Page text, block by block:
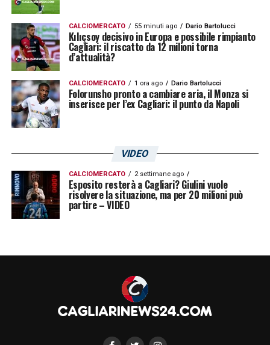
CALCIOMERCATO 55 minuti ago Dario Bartolucci
Kılıçsoy decisivo in Europa e possibile rimpianto
Cagliari: il riscatto da 12 milioni torna
d’attualità?
CALCIOMERCATO 1 ora ago Dario Bartolucci
Folorunsho pronto a cambiare aria, il Monza si
inserisce per l’ex Cagliari: il punto da Napoli
VIDEO
CALCIOMERCATO 2 settimane ago
Esposito resterà a Cagliari? Giulini vuole
risolvere la situazione, ma per 20 milioni può
partire – VIDEO